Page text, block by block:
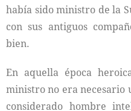
había sido ministro de la
con sus antiguos
bien.
En aquella época
ministro no era necesario
considerado hombre